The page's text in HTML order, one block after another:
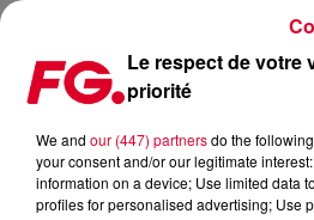
ARNAUD REBOTINI, LE SON ET
Publié : 27 mars 2020 à 10h18 par
Le respect de votre
priorité
We and our (447) partnersdo the
your consent and/or our legitimate
information on a device; Use limited data
profiles for personalised advertising; Use